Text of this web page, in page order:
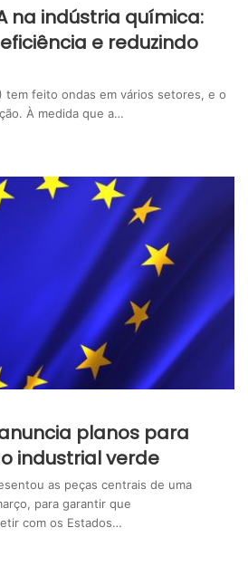
na indústria química:
e reduzindo
tem feito ondas em vários setores, e o
À medida que a…
planos para
industrial verde
as peças centrais de uma
para garantir que
com os Estados…